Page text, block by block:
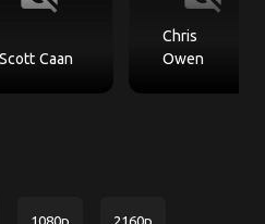
Scott Caan
Chris
Owen